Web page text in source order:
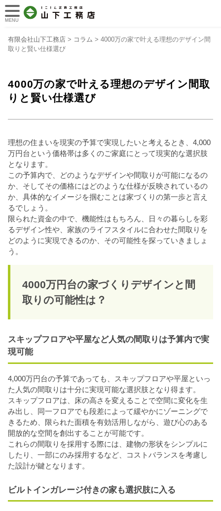
有限会社山下工務店 > コラム > 4000万の家で叶える理想のデザイン間
取りと賢い仕様選び
4000万の家で叶える理想のデザイン間取
りと賢い仕様選び
理想の住まいを現実の予算で実現したいと考えるとき、4,000
万円台という価格帯は多くのご家庭にとって現実的な選択肢
となります。
この予算内で、どのようなデザインや間取りが可能になるの
か、そしてその価格にはどのような仕様が反映されているの
か、具体的なイメージを掴むことは家づくりの第一歩と言え
るでしょう。
限られた資金の中で、機能性はもちろん、日々の暮らしを彩
るデザイン性や、家族のライフスタイルに合わせた間取りを
どのように実現できるのか、その可能性を探っていきましょ
う。
4000万円台の家づくりデザインと間
取りの可能性は？
スキップフロアや平屋など人気の間取りは予算内で実
現可能
4,000万円台の予算であっても、スキップフロアや平屋といっ
た人気の間取りは十分に実現可能な選択肢となり得ます。
スキップフロアは、床の高さを変えることで空間に変化を生
み出し、同一フロアでも段差によって緩やかにゾーニングで
きるため、限られた面積を有効活用しながら、遊び心のある
開放的な空間を創出することが可能です。
これらの間取りを採用する際には、建物の形状をシンプルに
したり、一部にのみ採用するなど、コストバランスを考慮し
た設計が鍵となります。
ビルトインガレージ付きの家も選択肢に入る
MENU